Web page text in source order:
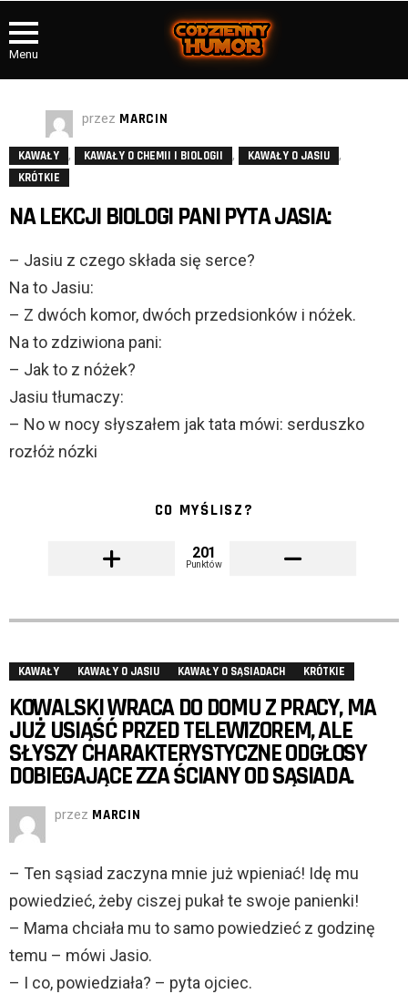
Menu
przez MARCIN
KAWAŁY , KAWAŁY O CHEMII I BIOLOGII , KAWAŁY O JASIU ,
KRÓTKIE
NA LEKCJI BIOLOGI PANI PYTA JASIA:
– Jasiu z czego składa się serce?
Na to Jasiu:
– Z dwóch komor, dwóch przedsionków i nóżek.
Na to zdziwiona pani:
– Jak to z nóżek?
Jasiu tłumaczy:
– No w nocy słyszałem jak tata mówi: serduszko
rozłóż nózki
CO MYŚLISZ?
201
Punktów
KAWAŁY KAWAŁY O JASIU KAWAŁY O SĄSIADACH KRÓTKIE
KOWALSKI WRACA DO DOMU Z PRACY, MA
JUŻ USIĄŚĆ PRZED TELEWIZOREM, ALE
SŁYSZY CHARAKTERYSTYCZNE ODGŁOSY
DOBIEGAJĄCE ZZA ŚCIANY OD SĄSIADA.
przez MARCIN
– Ten sąsiad zaczyna mnie już wpieniać! Idę mu
powiedzieć, żeby ciszej pukał te swoje panienki!
– Mama chciała mu to samo powiedzieć z godzinę
temu – mówi Jasio.
– I co, powiedziała? – pyta ojciec.